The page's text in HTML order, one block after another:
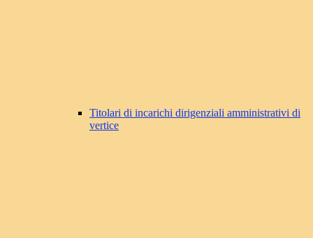
Titolari di incarichi dirigenziali amministrativi di
vertice